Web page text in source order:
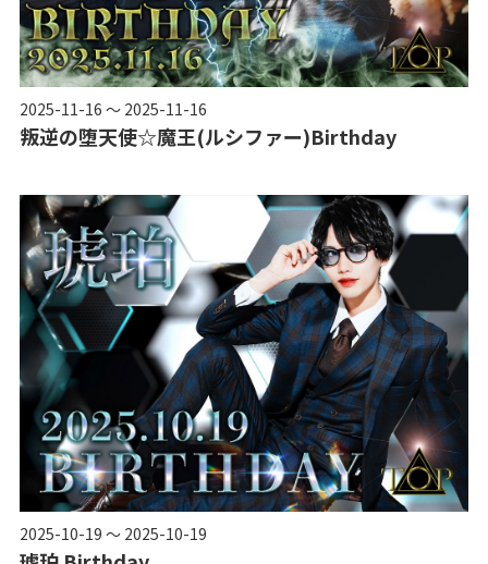
2025-11-16 ～ 2025-11-16
叛逆の堕天使☆魔王(ルシファー)Birthday
2025-10-19 ～ 2025-10-19